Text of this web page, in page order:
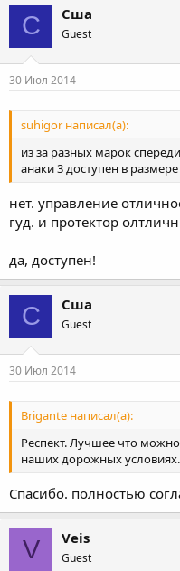
С Сша
Guest
30 Июл 2014
suhigor написал(а):
из за разных марок
анаки 3 доступен в
нет. управление
гуд. и протектор
да, доступен!
С Сша
Guest
30 Июл 2014
Brigante написал(а):
Респект. Лучшее что
наших дорожных условиях.
Спасибо. полностью
V Veis
Guest